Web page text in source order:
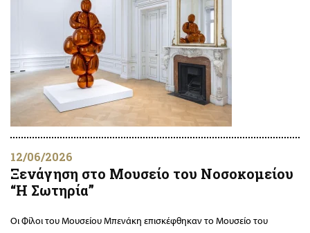
12/06/2026
Ξενάγηση στο Μουσείο του Νοσοκομείου
“Η Σωτηρία”
Οι Φίλοι του Μουσείου Μπενάκη επισκέφθηκαν το Μουσείο του